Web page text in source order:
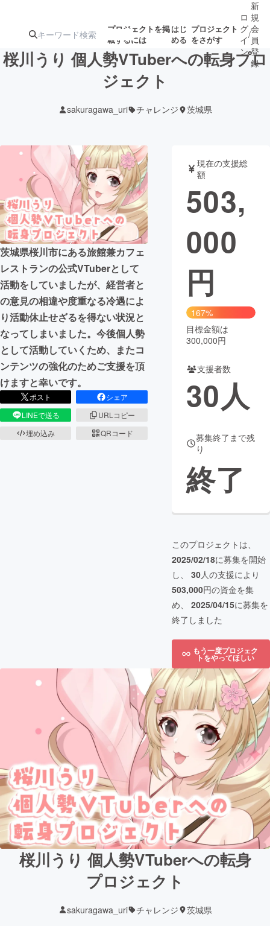
プロジェクトを掲
載するには
はじ
める
プロジェクト
をさがす
ターン
ジェクト
募集終了が近いプ
ロジェクト
アート・写真 音楽
テクノロジー・ガジェット ゲーム・サ
映像・映画
ビジネス・起業
まちづくり・地域活性化
CAMPFIRE for Social Good
CAMPFIRE Creation
CAMPFIREふるさと納税machi-ya コミュニティ
ロ
グ
イ
ン
/
新
規
会
員
登
録
桜川うり 個人勢VTuberへの転身プロ
ジェクト
sakuragawa_uri チャレンジ 茨城県
茨城県桜川市にある旅館兼カフェ
レストランの公式VTuberとして
活動をしていましたが、経営者と
の意見の相違や度重なる冷遇によ
り活動休止せざるを得ない状況と
なってしまいました。今後個人勢
として活動していくため、またコ
ンテンツの強化のためご支援を頂
けますと幸いです。
ポスト
シェア
LINEで送る
URLコピー
埋め込み
QRコード
現在の支援総
額
503,
000
円
167%
目標金額は
300,000円
支援者数
30人
募集終了まで残
り
終了
このプロジェクトは、
2025/02/18に募集を開始
し、 30人の支援により
503,000円の資金を集
め、 2025/04/15に募集を
終了しました
もう一度プロジェク
トをやってほしい
桜川うり 個人勢VTuberへの転身
プロジェクト
sakuragawa_uri チャレンジ 茨城県